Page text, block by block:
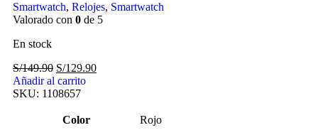
Smartwatch, Relojes, Smartwatch
Valorado con 0 de 5
En stock
S/149.90 S/129.90
Añadir al carrito
SKU: 1108657
Color Rojo